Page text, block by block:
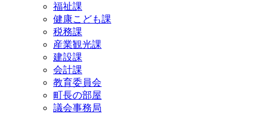
福祉課
健康こども課
税務課
産業観光課
建設課
会計課
教育委員会
町長の部屋
議会事務局